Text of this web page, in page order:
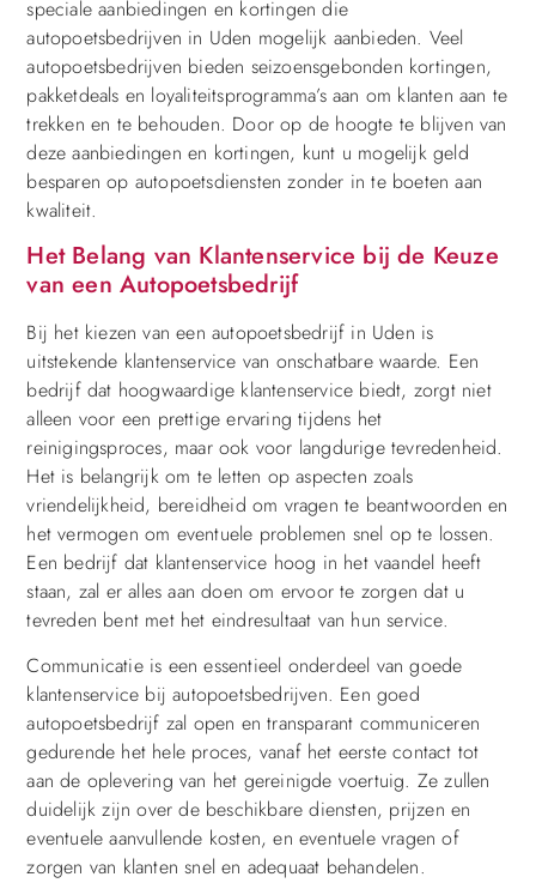
speciale aanbiedingen en kortingen die
autopoetsbedrijven in Uden mogelijk aanbieden. Veel
autopoetsbedrijven bieden seizoensgebonden kortingen,
pakketdeals en loyaliteitsprogramma’s aan om klanten aan te
trekken en te behouden. Door op de hoogte te blijven van
deze aanbiedingen en kortingen, kunt u mogelijk geld
besparen op autopoetsdiensten zonder in te boeten aan
kwaliteit.
Het Belang van Klantenservice bij de Keuze
van een Autopoetsbedrijf
Bij het kiezen van een autopoetsbedrijf in Uden is
uitstekende klantenservice van onschatbare waarde. Een
bedrijf dat hoogwaardige klantenservice biedt, zorgt niet
alleen voor een prettige ervaring tijdens het
reinigingsproces, maar ook voor langdurige tevredenheid.
Het is belangrijk om te letten op aspecten zoals
vriendelijkheid, bereidheid om vragen te beantwoorden en
het vermogen om eventuele problemen snel op te lossen.
Een bedrijf dat klantenservice hoog in het vaandel heeft
staan, zal er alles aan doen om ervoor te zorgen dat u
tevreden bent met het eindresultaat van hun service.
Communicatie is een essentieel onderdeel van goede
klantenservice bij autopoetsbedrijven. Een goed
autopoetsbedrijf zal open en transparant communiceren
gedurende het hele proces, vanaf het eerste contact tot
aan de oplevering van het gereinigde voertuig. Ze zullen
duidelijk zijn over de beschikbare diensten, prijzen en
eventuele aanvullende kosten, en eventuele vragen of
zorgen van klanten snel en adequaat behandelen.